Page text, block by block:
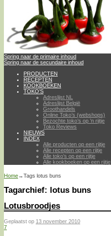
Spring naar de primaire inhoud
Spring naar de secundaire inhoud
PRODUCTEN
RECEPTEN
KOOKBOEKEN
TOKO’S
Adreslijst NL
Adreslijst België
Groothandels
Online Toko’s (webshops)
Bezochte toko’s op ’n rijtje
Toko Reviews
NIEUWS
INDEX
Alle producten op een rijtje
Alle recepten op een rijtje
Alle toko’s op een rijtje
Alle kookboeken op een rijtje
Home→Tags lotus buns
Tagarchief: lotus buns
Lotusbroodjes
Geplaatst op 13 november 2010
7